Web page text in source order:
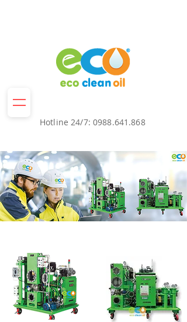
Hotline 24/7: 0988.641.868